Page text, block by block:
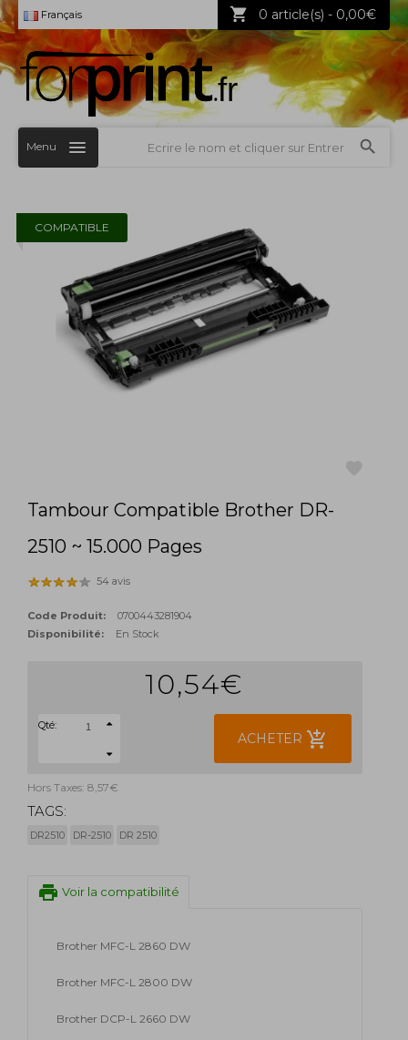
Français 0 article(s) - 0,00€
Menu
COMPATIBLE
Tambour Compatible Brother DR-
2510 ~ 15.000 Pages
54 avis
Code Produit:
0700443281904
Disponibilité:
En Stock
10,54€
Qté:
ACHETER add_shopping_cart
Hors Taxes: 8,57€
TAGS:
DR2510 DR-2510 DR 2510
print Voir la compatibilité
Brother MFC-L 2860 DW
Brother MFC-L 2800 DW
Brother DCP-L 2660 DW